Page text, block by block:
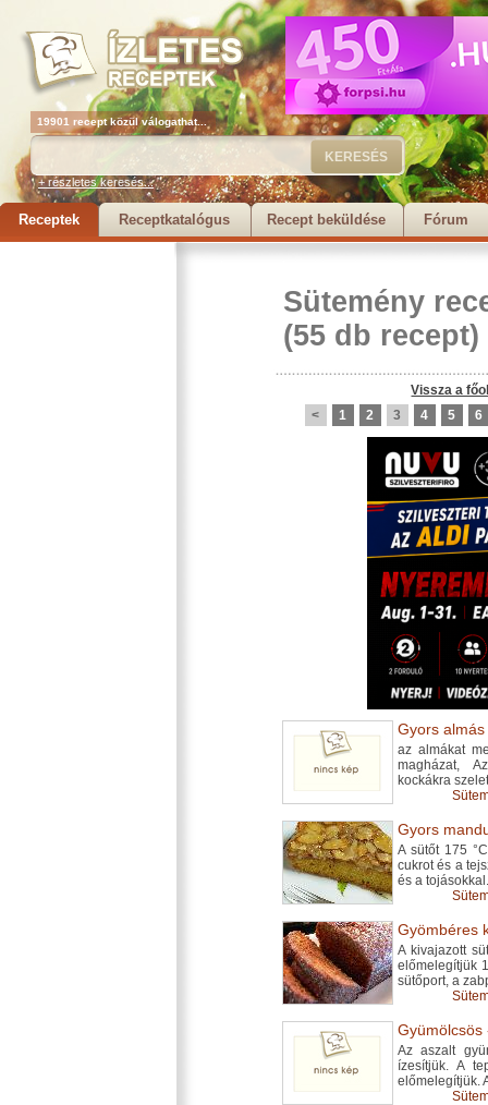
19901 recept közül válogathat...
+ részletes keresés...
Receptek Receptkatalógus Recept beküldése Fórum
Sütemény
(55 db recept)
Vissza a
<
1 2 3 4 5 6
Gyors
az almákat
magházat,
kockákra
Gyors
A sütőt 175
cukrot és a
és a
Gyömbéres
A kivajazott
előmelegítjük
sütőport, a
Gyümölcsös
Az aszalt
ízesítjük. A
előmelegítjük.